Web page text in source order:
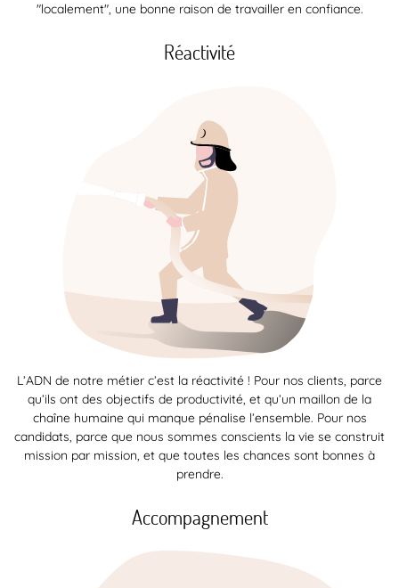
"localement", une bonne raison de travailler en confiance.
Réactivité
L’ADN de notre métier c’est la réactivité ! Pour nos clients, parce
qu’ils ont des objectifs de productivité, et qu’un maillon de la
chaîne humaine qui manque pénalise l’ensemble. Pour nos
candidats, parce que nous sommes conscients la vie se construit
mission par mission, et que toutes les chances sont bonnes à
prendre.
Accompagnement